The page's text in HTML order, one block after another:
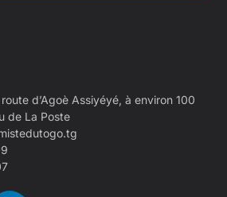
d’Agoè Assiyéyé, à environ 100
de La Poste